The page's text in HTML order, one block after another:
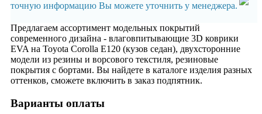
точную информацию Вы можете уточнить у менеджера.
Предлагаем ассортимент модельных покрытий
современного дизайна - влаговпитывающие 3D коврики
EVA на Toyota Corolla E120 (кузов седан), двухсторонние
модели из резины и ворсового текстиля, резиновые
покрытия с бортами. Вы найдете в каталоге изделия разных
оттенков, сможете включить в заказ подпятник.
Варианты оплаты